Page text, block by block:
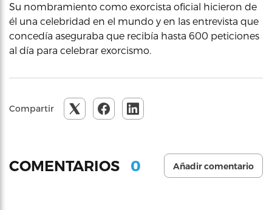
Su nombramiento como exorcista oficial hicieron de
él una celebridad en el mundo y en las entrevista que
concedía aseguraba que recibía hasta 600 peticiones
al día para celebrar exorcismo.
Compartir
COMENTARIOS 0 Añadir comentario